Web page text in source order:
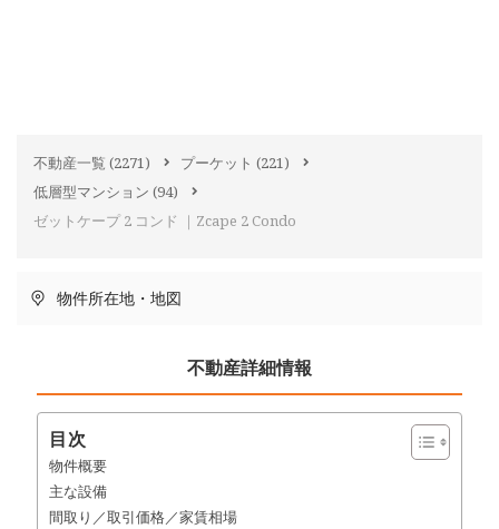
不動産一覧 (2271) プーケット (221)
低層型マンション (94)
ゼットケープ 2 コンド ｜Zcape 2 Condo
物件所在地・地図
不動産詳細情報
目次
物件概要
主な設備
間取り／取引価格／家賃相場